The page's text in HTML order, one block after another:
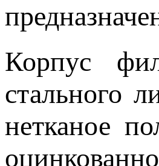
Корпус
стального
нетканое